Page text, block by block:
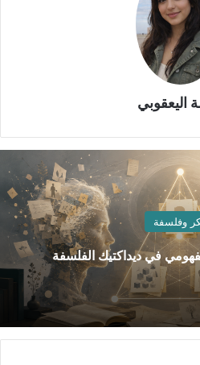
اليعقوبي
وفلسفة
في ديداكتيك الفلسفة